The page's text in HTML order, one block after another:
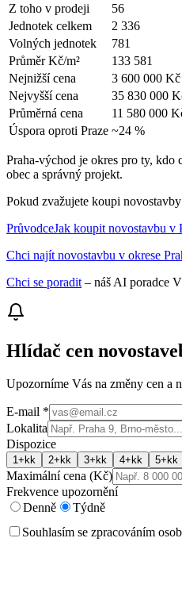
Z toho v prodeji
56
Jednotek celkem
2 336
Volných jednotek
781
Průměr Kč/m²
133 581
Nejnižší cena
3 600 000 Kč
Nejvyšší cena
35 830 000
Průměrná cena
11 580 000
Úspora oproti Praze ~24 %
Praha-východ je okres pro ty, kdo
obec a správný projekt.
Pokud zvažujete koupi
PrůvodceJak koupit novostavbu v
Chci najít novostavbu v okrese
Chci se poradit – náš AI poradce
Hlídač cen
Upozorníme Vás na změny cen a
E-mail *
Lokalita
Dispozice
1+kk 2+kk 3+kk 4+kk 5+kk
Maximální cena (Kč)
Frekvence upozornění
Denně
Týdně
Souhlasím se zpracováním